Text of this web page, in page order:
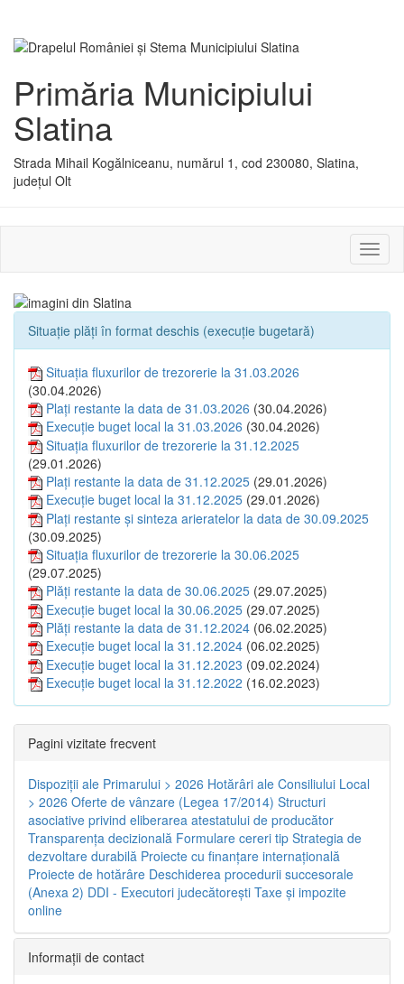
Primăria Municipiului
Slatina
Strada Mihail Kogălniceanu, numărul 1, cod 230080, Slatina,
județul Olt
sau
Situație plăți în format deschis (execuție bugetară)
Situația fluxurilor de trezorerie la 31.03.2026
(30.04.2026)
Plați restante la data de 31.03.2026 (30.04.2026)
Execuție buget local la 31.03.2026 (30.04.2026)
Situația fluxurilor de trezorerie la 31.12.2025
(29.01.2026)
Plați restante la data de 31.12.2025 (29.01.2026)
Execuție buget local la 31.12.2025 (29.01.2026)
Plați restante și sinteza arieratelor la data de 30.09.2025
(30.09.2025)
Situația fluxurilor de trezorerie la 30.06.2025
(29.07.2025)
Plăți restante la data de 30.06.2025 (29.07.2025)
Execuție buget local la 30.06.2025 (29.07.2025)
Plăți restante la data de 31.12.2024 (06.02.2025)
Execuție buget local la 31.12.2024 (06.02.2025)
Execuție buget local la 31.12.2023 (09.02.2024)
Execuție buget local la 31.12.2022 (16.02.2023)
Pagini vizitate frecvent
Dispoziţii ale Primarului > 2026 Hotărâri ale Consiliului Local
> 2026 Oferte de vânzare (Legea 17/2014) Structuri
asociative privind eliberarea atestatului de producător
Transparenţa decizională Formulare cereri tip Strategia de
dezvoltare durabilă Proiecte cu finanţare internaţională
Proiecte de hotărâre Deschiderea procedurii succesorale
(Anexa 2) DDI - Executori judecătorești Taxe şi impozite
online
Informaţii de contact